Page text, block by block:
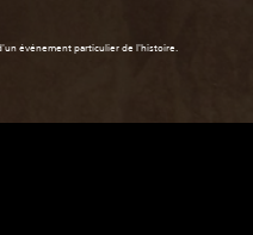
événement particulier de l'histoire.